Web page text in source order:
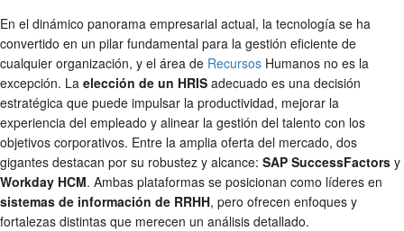
En el dinámico panorama empresarial actual, la tecnología se ha
convertido en un pilar fundamental para la gestión eficiente de
cualquier organización, y el área de Recursos Humanos no es la
excepción. La elección de un HRIS adecuado es una decisión
estratégica que puede impulsar la productividad, mejorar la
experiencia del empleado y alinear la gestión del talento con los
objetivos corporativos. Entre la amplia oferta del mercado, dos
gigantes destacan por su robustez y alcance: SAP SuccessFactors y
Workday HCM. Ambas plataformas se posicionan como líderes en
sistemas de información de RRHH, pero ofrecen enfoques y
fortalezas distintas que merecen un análisis detallado.